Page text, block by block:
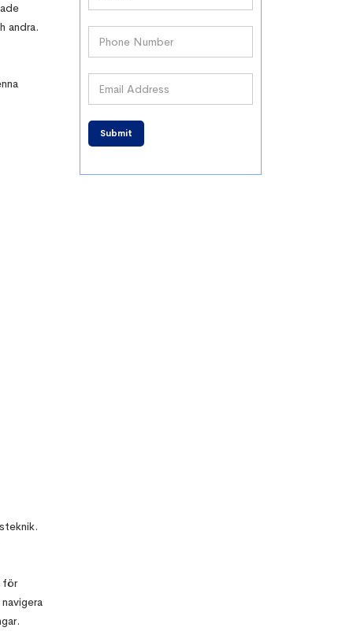
andra.
för